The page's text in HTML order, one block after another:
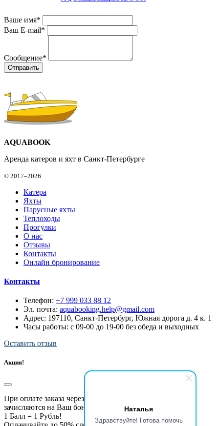
Наталья
Здравствуйте! Готова помочь
Ваше имя*
Ваш E-mail*
Сообщение*
AQUABOOK
Аренда катеров и яхт в Санкт-Петербурге
© 2017–2026
Катера
Яхты
Парусные яхты
Теплоходы
Прогулки
О нас
Отзывы
Контакты
Онлайн бронирование
Контакты
Телефон: +7 999 033 88 12
Эл. почта: aquabooking.help@gmail.com
Адрес: 197110, Санкт-Петербург, Южная дорога д. 4 к. 1
Часы работы: с 09-00 до 19-00 без обеда и выходных
Оставить отзыв
Акция!
При оплате заказа через приложение 20% от суммы
зачисляются на Ваш бонусный счёт!
1 Балл = 1 Рубль!